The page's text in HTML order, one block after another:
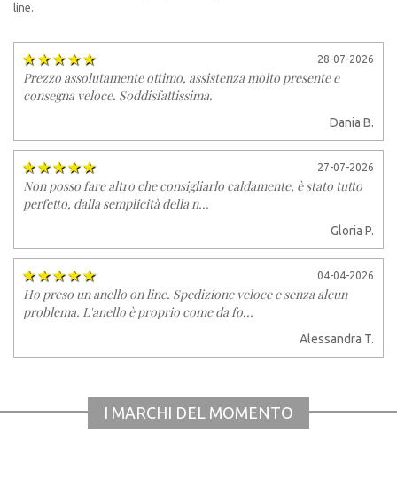
line.
28-07-2026
Prezzo assolutamente ottimo, assistenza molto presente e
consegna veloce. Soddisfattissima.
Dania B.
27-07-2026
Non posso fare altro che consigliarlo caldamente, è stato tutto
perfetto, dalla semplicità della n...
Gloria P.
04-04-2026
Ho preso un anello on line. Spedizione veloce e senza alcun
problema. L'anello è proprio come da fo...
Alessandra T.
I MARCHI DEL MOMENTO